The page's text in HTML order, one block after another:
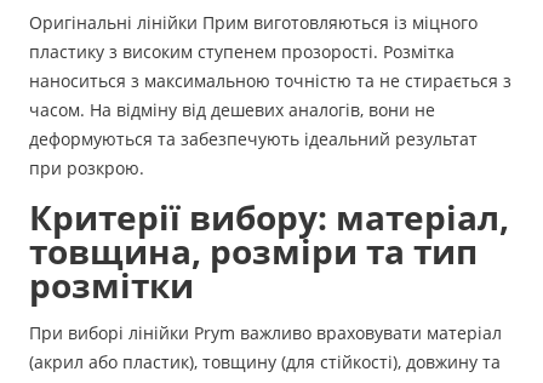
Оригінальні лінійки Прим виготовляються із міцного
пластику з високим ступенем прозорості. Розмітка
наноситься з максимальною точністю та не стирається з
часом. На відміну від дешевих аналогів, вони не
деформуються та забезпечують ідеальний результат
при розкрою.
Критерії вибору: матеріал,
товщина, розміри та тип
розмітки
При виборі лінійки Prym важливо враховувати матеріал
(акрил або пластик), товщину (для стійкості), довжину та